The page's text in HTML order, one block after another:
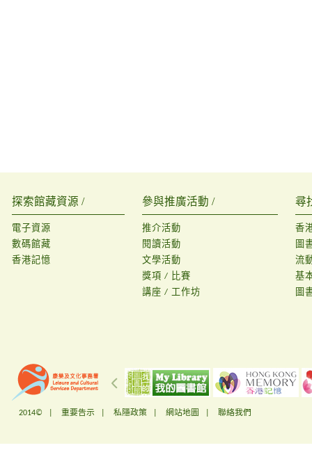
探索館藏資源 /
電子資源
數碼館藏
香港記憶
參與推廣活動 /
推介活動
閱讀活動
文學活動
獎項 / 比賽
講座 / 工作坊
尋
香
圖
流
基
圖
2014© | 重要告示 私隱政策 網站地圖 聯絡我們